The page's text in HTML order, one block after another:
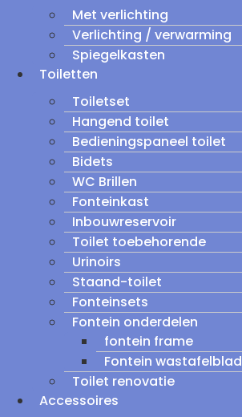
Met verlichting
Verlichting / verwarming
Spiegelkasten
Toiletten
Toiletset
Hangend toilet
Bedieningspaneel toilet
Bidets
WC Brillen
Fonteinkast
Inbouwreservoir
Toilet toebehorende
Urinoirs
Staand-toilet
Fonteinsets
Fontein onderdelen
fontein frame
Fontein wastafelblad
Toilet renovatie
Accessoires